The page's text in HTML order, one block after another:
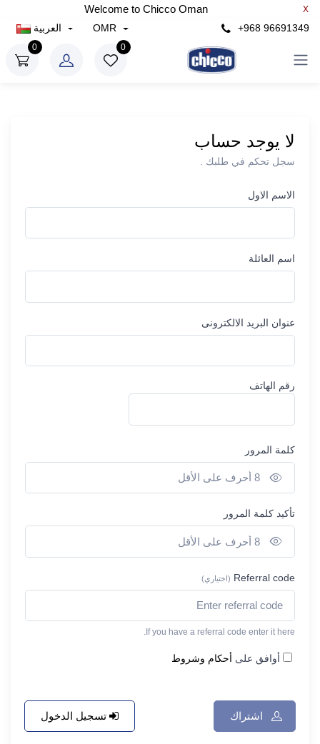
Welcome to Chicco Oman X
+968 96691349
OMR
0
0
لا يوجد حساب
سجل تحكم في طلبك .
الاسم الاول
اسم العائلة
عنوان البريد الالكترونى
رقم الهاتف
كلمة المرور
أظهر كلمة المرور
تأكيد كلمة المرور
أظهر كلمة المرور
Referral code (اختياري)
If you have a referral code enter it here.
أوافق على أحكام وشروط
تسجيل الدخول